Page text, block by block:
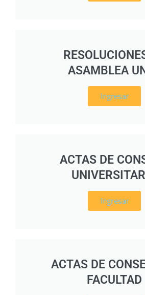
ASAMBLEA
Ingresar
ACTAS DE
Ingresar
ACTAS DE
FACULTAD